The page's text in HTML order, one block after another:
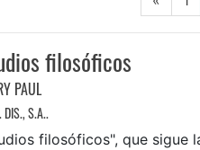
filosóficos
PAUL
DIS., S.A..
filosóficos", que sigue